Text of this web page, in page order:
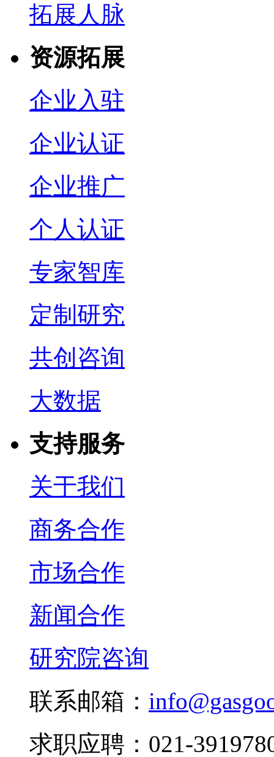
拓展人脉
资源拓展
企业入驻
企业认证
企业推广
个人认证
专家智库
定制研究
共创咨询
大数据
支持服务
关于我们
商务合作
市场合作
新闻合作
研究院咨询
联系邮箱：
求职应聘：021-